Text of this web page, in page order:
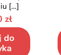
[…]
zł
do